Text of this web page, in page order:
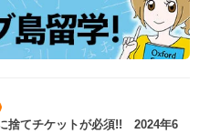
捨てチケットが必須!! 2024年6